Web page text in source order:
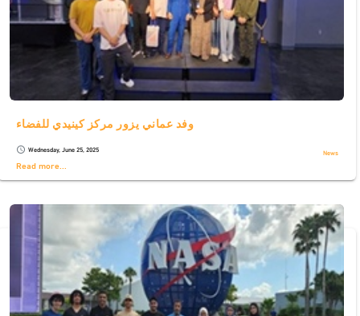
وفد عماني يزور مركز كينيدي للفضاء
schedule Wednesday, June 25, 2025 News
Read more...